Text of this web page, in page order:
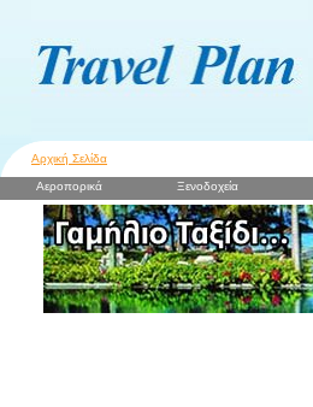
Αρχική Σελίδα
Αεροπορικά Ξενοδοχεία